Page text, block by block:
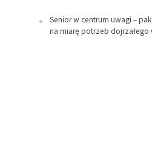
Senior w centrum uwagi –
na miarę potrzeb dojrzałego